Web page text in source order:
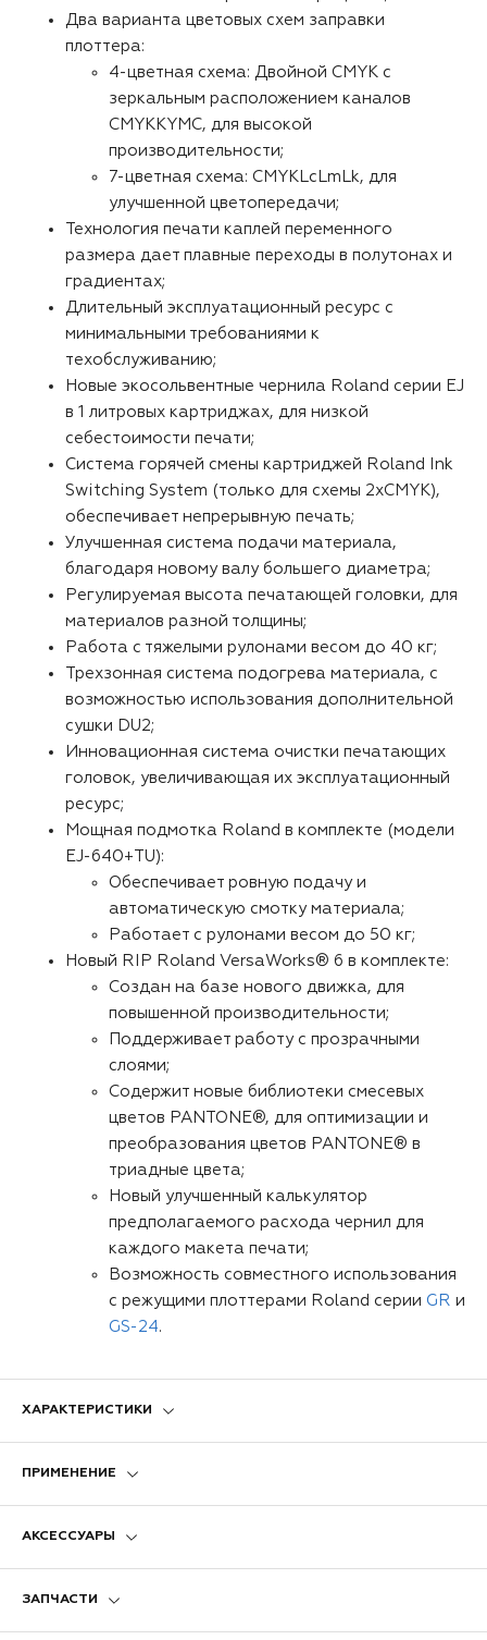
Два варианта цветовых схем заправки
плоттера:
4-цветная схема: Двойной CMYK с
зеркальным расположением каналов
CMYKKYMC, для высокой
производительности;
7-цветная схема: CMYKLcLmLk, для
улучшенной цветопередачи;
Технология печати каплей переменного
размера дает плавные переходы в полутонах и
градиентах;
Длительный эксплуатационный ресурс с
минимальными требованиями к
техобслуживанию;
Новые экосольвентные чернила Roland серии EJ
в 1 литровых картриджах, для низкой
себестоимости печати;
Система горячей смены картриджей Roland Ink
Switching System (только для схемы 2xCMYK),
обеспечивает непрерывную печать;
Улучшенная система подачи материала,
благодаря новому валу большего диаметра;
Регулируемая высота печатающей головки, для
материалов разной толщины;
Работа с тяжелыми рулонами весом до 40 кг;
Трехзонная система подогрева материала, с
возможностью использования дополнительной
сушки DU2;
Инновационная система очистки печатающих
головок, увеличивающая их эксплуатационный
ресурс;
Мощная подмотка Roland в комплекте (модели
EJ-640+TU):
Обеспечивает ровную подачу и
автоматическую смотку материала;
Работает с рулонами весом до 50 кг;
Новый RIP Roland VersaWorks® 6 в комплекте:
Создан на базе нового движка, для
повышенной производительности;
Поддерживает работу с прозрачными
слоями;
Содержит новые библиотеки смесевых
цветов PANTONE®, для оптимизации и
преобразования цветов PANTONE® в
триадные цвета;
Новый улучшенный калькулятор
предполагаемого расхода чернил для
каждого макета печати;
Возможность совместного использования
с режущими плоттерами Roland серии GR и
GS-24.
ХАРАКТЕРИСТИКИ
ПРИМЕНЕНИЕ
АКСЕССУАРЫ
ЗАПЧАСТИ